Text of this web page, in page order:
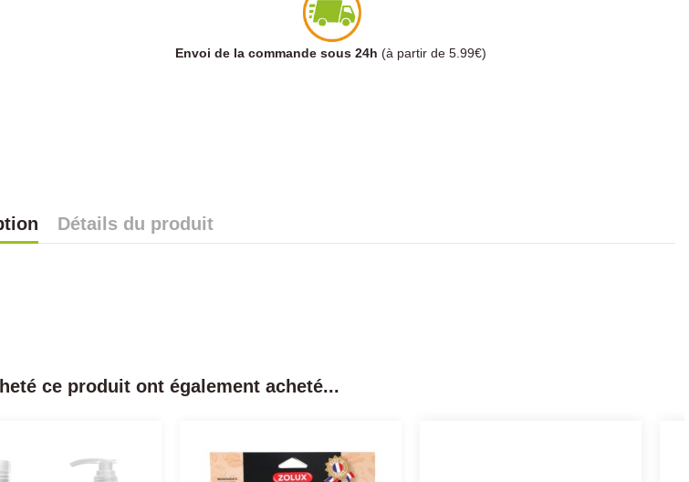
Envoi de la commande sous 24h (à partir de 5.99€)
Détails du produit
ce produit ont également acheté...